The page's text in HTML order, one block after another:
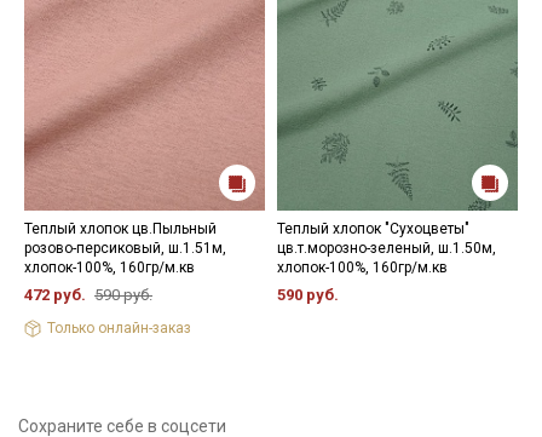
Теплый хлопок цв.Пыльный
розово-персиковый, ш.1.51м,
хлопок-100%, 160гр/м.кв
472 руб. 590 руб.
Только онлайн-заказ
Теплый хлопок "Сухоцветы"
цв.т.морозно-зеленый, ш.1.50м,
хлопок-100%, 160гр/м.кв
590 руб.
Сохраните себе в соцсети